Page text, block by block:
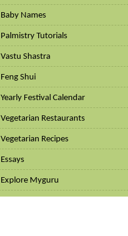
Baby Names
Palmistry Tutorials
Vastu Shastra
Feng Shui
Yearly Festival Calendar
Vegetarian Restaurants
Vegetarian Recipes
Essays
Explore Myguru